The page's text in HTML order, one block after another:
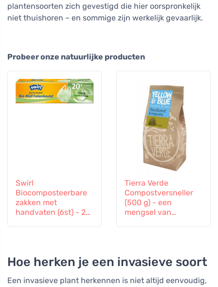
plantensoorten zich gevestigd die hier oorspronkelijk
niet thuishoren – en sommige zijn werkelijk gevaarlijk.
Probeer onze natuurlijke producten
Swirl
Biocomposteerbare
zakken met
handvaten (6st) - 20
Tierra Verde
Compostversneller
(500 g) - een
mengsel van
Hoe herken je een invasieve soort
Een invasieve plant herkennen is niet altijd eenvoudig,